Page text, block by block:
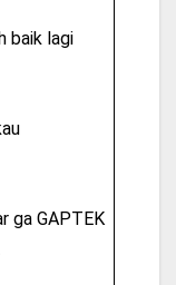
baik lagi
ga GAPTEK